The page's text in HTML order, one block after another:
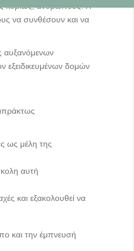
κυρίως, ανθρώπους. Η
να συνθέσουν και να
αυξανόμενων
εξειδικευμένων δομών
ως μέλη της
αυτή
και εξακολουθεί να
και την έμπνευσή